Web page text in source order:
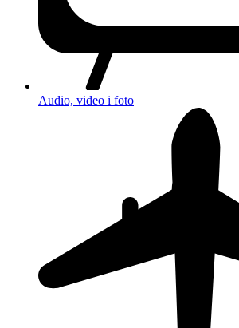
Audio, video i foto